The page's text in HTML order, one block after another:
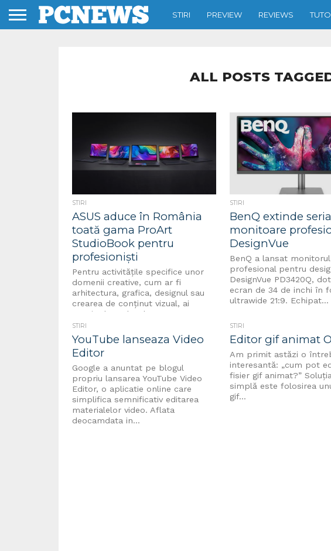
STIRI PREVIEW REVIEWS
ALL POSTS
STIRI
ASUS aduce în România
toată gama ProArt
StudioBook pentru
profesioniști
Pentru activitățile specifice unor
domenii creative, cum ar fi
arhitectura, grafica, designul sau
crearea de conținut vizual, ai
nevoie de un hardware...
STIRI
BenQ extinde
monitoare
DesignVue
BenQ a lansat monitorul
profesional pentru
DesignVue PD3420Q,
ecran de 34 de inchi în
ultrawide 21:9. Echipat...
STIRI
YouTube lanseaza Video
Editor
Google a anuntat pe blogul
propriu lansarea YouTube Video
Editor, o aplicatie online care
simplifica semnificativ editarea
materialelor video. Aflata
deocamdata in...
STIRI
Editor gif animat
Am primit astăzi o
interesantă: „cum pot
fisier gif animat?”
simplă este folosirea
gif...